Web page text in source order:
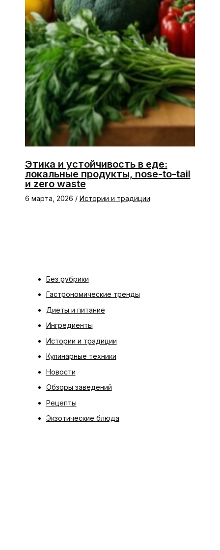
Этика и устойчивость в еде:
локальные продукты, nose-to-tail
и zero waste
6 марта, 2026 / Истории и традиции
Без рубрики
Гастрономические тренды
Диеты и питание
Ингредиенты
Истории и традиции
Кулинарные техники
Новости
Обзоры заведений
Рецепты
Экзотические блюда